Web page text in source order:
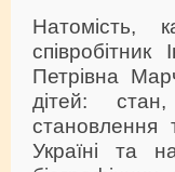
Натомість,
Петрівна
дітей: стан,
становлення
Україні та